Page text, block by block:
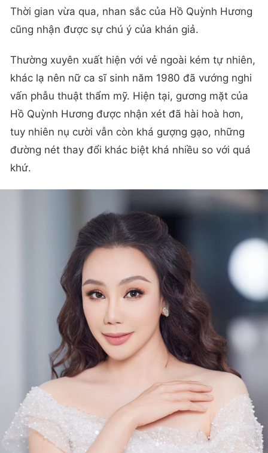
Thời gian vừa qua, nhan sắc của Hồ Quỳnh Hương
cũng nhận được sự chú ý của khán giả.
Thường xuyên xuất hiện với vẻ ngoài kém tự nhiên,
khác lạ nên nữ ca sĩ sinh năm 1980 đã vướng nghi
vấn phẫu thuật thẩm mỹ. Hiện tại, gương mặt của
Hồ Quỳnh Hương được nhận xét đã hài hoà hơn,
tuy nhiên nụ cười vẫn còn khá gượng gạo, những
đường nét thay đổi khác biệt khá nhiều so với quá
khứ.